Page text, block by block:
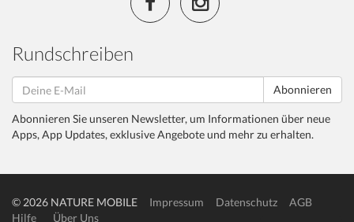
Rundschreiben
Abonnieren
Abonnieren Sie unseren Newsletter, um Informationen über neue
Apps, App Updates, exklusive Angebote und mehr zu erhalten.
© 2026 NATURE MOBILE Impressum Datenschutz
AGB
Hilfe
Über Uns